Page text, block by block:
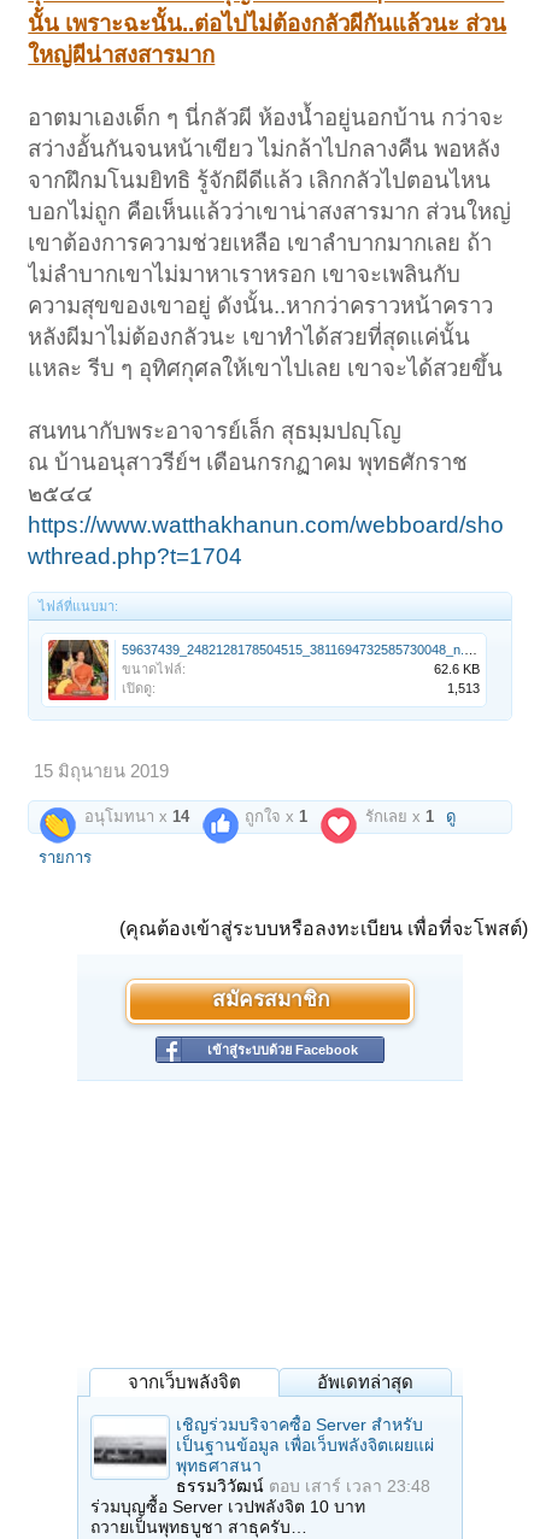
นั้น เพราะฉะนั้น..ต่อไปไม่ต้องกลัวผีกันแล้วนะ ส่วน
ใหญ่ผีน่าสงสารมาก
อาตมาเองเด็ก ๆ นี่กลัวผี ห้องน้ำอยู่นอกบ้าน กว่าจะ
สว่างอั้นกันจนหน้าเขียว ไม่กล้าไปกลางคืน พอหลัง
จากฝึกมโนมยิทธิ รู้จักผีดีแล้ว เลิกกลัวไปตอนไหน
บอกไม่ถูก คือเห็นแล้วว่าเขาน่าสงสารมาก ส่วนใหญ่
เขาต้องการความช่วยเหลือ เขาลำบากมากเลย ถ้า
ไม่ลำบากเขาไม่มาหาเราหรอก เขาจะเพลินกับ
ความสุขของเขาอยู่ ดังนั้น..หากว่าคราวหน้าคราว
หลังผีมาไม่ต้องกลัวนะ เขาทำได้สวยที่สุดแค่นั้น
แหละ รีบ ๆ อุทิศกุศลให้เขาไปเลย เขาจะได้สวยขึ้น
สนทนากับพระอาจารย์เล็ก สุธมฺมปญฺโญ
ณ บ้านอนุสาวรีย์ฯ เดือนกรกฏาคม พุทธศักราช
๒๕๔๔
https://www.watthakhanun.com/webboard/sho
wthread.php?t=1704
ไฟล์ที่แนบมา:
ขนาดไฟล์:
62.6 KB
เปิดดู:
1,513
15 มิถุนายน 2019
อนุโมทนา x14 ถูกใจ x1 รักเลย x1 ดู
รายการ
(คุณต้องเข้าสู่ระบบหรือลงทะเบียน เพื่อที่จะโพสต์)
สมัครสมาชิก
เข้าสู่ระบบด้วย Facebook
จากเว็บพลังจิต อัพเดทล่าสุด
เชิญร่วมบริจาคซื้อ Server สำหรับ
เป็นฐานข้อมูล เพื่อเว็บพลังจิตเผยแผ่
พุทธศาสนา
ธรรมวิวัฒน์ ตอบ เสาร์ เวลา 23:48
ร่วมบุญซื้อ Server เวปพลังจิต 10 บาท
ถวายเป็นพุทธบูชา สาธุครับ…